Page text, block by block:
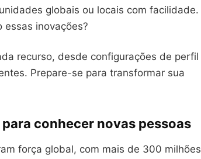
globais ou locais com facilidade.
essas inovações?
recurso, desde configurações de perfil
Prepare-se para transformar sua
conhecer novas pessoas
força global, com mais de 300 milhões